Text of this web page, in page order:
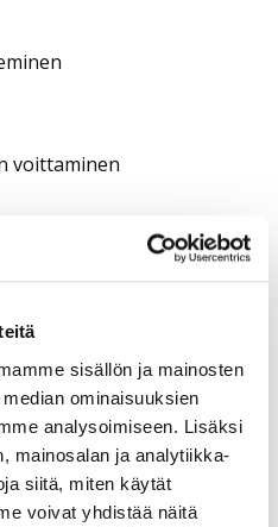
sisällön ja mainosten
ominaisuuksien
analysoimiseen. Lisäksi
mainosalan ja analytiikka-
siitä, miten käytät
voivat yhdistää näitä
voittaminen
yhdistäminen